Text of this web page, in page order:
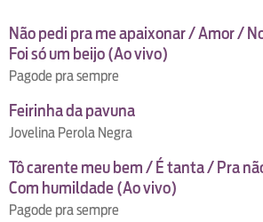
Não pedi pra me apaixonar / Amor /
Foi só um beijo (Ao vivo)
Pagode pra sempre
Feirinha da pavuna
Jovelina Perola Negra
Tô carente meu bem / É tanta / Pra
Com humildade (Ao vivo)
Pagode pra sempre